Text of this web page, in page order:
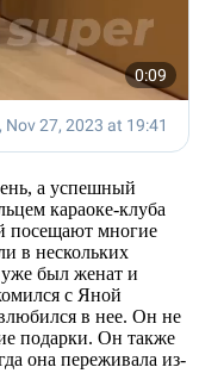
а успешный
караоке-клуба
посещают многие
в нескольких
был женат и
с Яной
в нее. Он не
подарки. Он также
она переживала из-